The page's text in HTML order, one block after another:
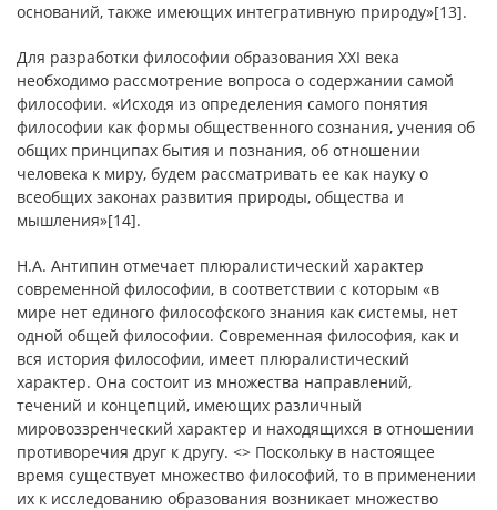
оснований, также имеющих интегративную природу»[13].
Для разработки философии образования XXI века
необходимо рассмотрение вопроса о содержании самой
философии. «Исходя из определения самого понятия
философии как формы общественного сознания, учения об
общих принципах бытия и познания, об отношении
человека к миру, будем рассматривать ее как науку о
всеобщих законах развития природы, общества и
мышления»[14].
Н.А. Антипин отмечает плюралистический характер
современной философии, в соответствии с которым «в
мире нет единого философского знания как системы, нет
одной общей философии. Современная философия, как и
вся история философии, имеет плюралистический
характер. Она состоит из множества направлений,
течений и концепций, имеющих различный
мировоззренческий характер и находящихся в отношении
противоречия друг к другу. <> Поскольку в настоящее
время существует множество философий, то в применении
их к исследованию образования возникает множество